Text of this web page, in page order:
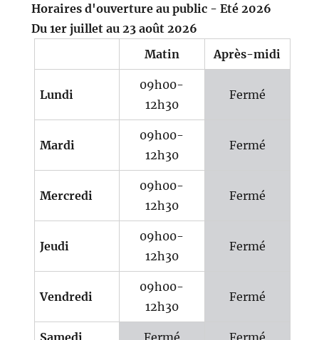
Horaires d'ouverture au public - Eté 2026
Du 1er juillet au 23 août 2026
Matin
Après-midi
Lundi
09h00-
12h30
Fermé
Mardi
09h00-
12h30
Fermé
Mercredi
09h00-
12h30
Fermé
Jeudi
09h00-
12h30
Fermé
Vendredi
09h00-
12h30
Fermé
Samedi Fermé Fermé